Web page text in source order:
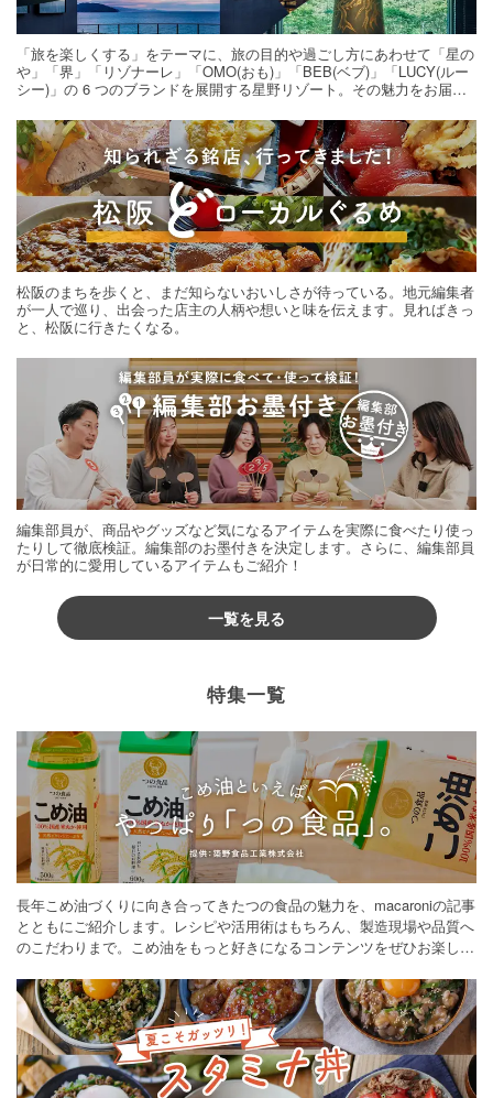
「旅を楽しくする」をテーマに、旅の目的や過ごし方にあわせて「星の
や」「界」「リゾナーレ」「OMO(おも)」「BEB(ベブ)」「LUCY(ルー
シー)」の 6 つのブランドを展開する星野リゾート。その魅力をお届け
松阪のまちを歩くと、まだ知らないおいしさが待っている。地元編集者
が一人で巡り、出会った店主の人柄や想いと味を伝えます。見ればきっ
と、松阪に行きたくなる。
編集部員が、商品やグッズなど気になるアイテムを実際に食べたり使っ
たりして徹底検証。編集部のお墨付きを決定します。さらに、編集部員
が日常的に愛用しているアイテムもご紹介！
一覧を見る
特集一覧
長年こめ油づくりに向き合ってきたつの食品の魅力を、macaroniの記事
とともにご紹介します。レシピや活用術はもちろん、製造現場や品質へ
のこだわりまで。こめ油をもっと好きになるコンテンツをぜひお楽しみ